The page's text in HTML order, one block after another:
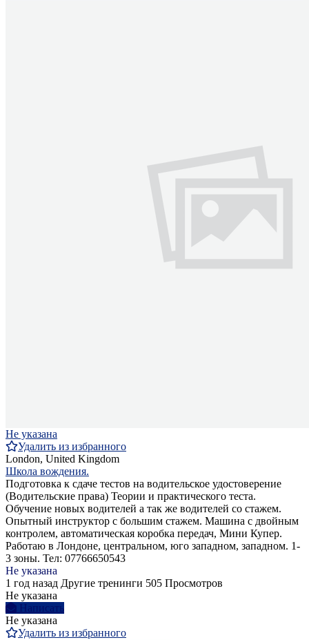
Не указана
Удалить из избранного
London, United Kingdom
Школа вождения.
Подготовка к сдаче тестов на водительское удостоверение
(Водительские права) Теории и практического теста.
Обучение новых водителей а так же водителей со стажем.
Опытный инструктор с большим стажем. Машина с двойным
контролем, автоматическая коробка передач, Мини Купер.
Работаю в Лондоне, центральном, юго западном, западном. 1-
3 зоны. Тел: 07766650543
Не указана
1 год назад Другие тренинги 505 Просмотров
Не указана
Написать
Не указана
Удалить из избранного